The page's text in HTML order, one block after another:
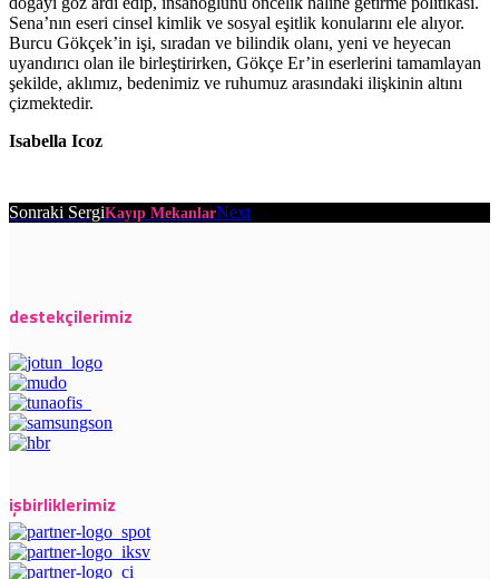
Sena’nın eseri cinsel kimlik ve sosyal eşitlik konularını ele alıyor.
Burcu Gökçek’in işi, sıradan ve bilindik olanı, yeni ve heyecan
uyandırıcı olan ile birleştirirken, Gökçe Er’in eserlerini tamamlayan
şekilde, aklımız, bedenimiz ve ruhumuz arasındaki ilişkinin altını
çizmektedir.
Isabella Icoz
Sonraki SergiKayıp MekanlarNext
destekçilerimiz
işbirliklerimiz